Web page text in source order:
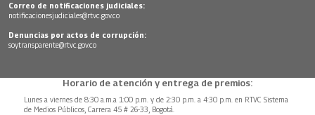
Correo de notificaciones judiciales:
notificacionesjudiciales@rtvc.gov.co
Denuncias por actos de corrupción:
soytransparente@rtvc.gov.co
Horario de atención y entrega de premios:
Lunes a viernes de 8:30 a.m.a 1:00 p.m. y de 2:30 p.m. a 4:30 p.m. en RTVC Sistema
de Medios Públicos, Carrera 45 # 26-33, Bogotá.